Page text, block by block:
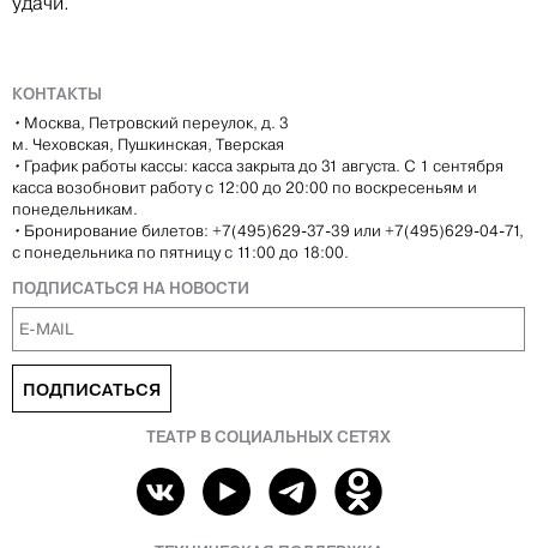
КОНТАКТЫ
• Москва, Петровский переулок, д. 3
м. Чеховская, Пушкинская, Тверская
• График работы кассы: касса закрыта до 31 августа. С 1 сентября
касса возобновит работу с 12:00 до 20:00 по воскресеньям и
понедельникам.
• Бронирование билетов: +7(495)629-37-39 или +7(495)629-04-71,
с понедельника по пятницу с 11:00 до 18:00.
ПОДПИСАТЬСЯ НА НОВОСТИ
ПОДПИСАТЬСЯ
ТЕАТР В СОЦИАЛЬНЫХ СЕТЯХ